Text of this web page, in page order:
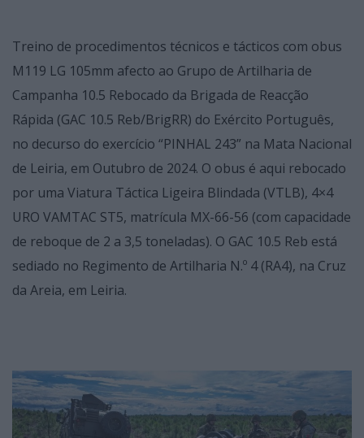
Treino de procedimentos técnicos e tácticos com obus
M119 LG 105mm afecto ao Grupo de Artilharia de
Campanha 10.5 Rebocado da Brigada de Reacção
Rápida (GAC 10.5 Reb/BrigRR) do Exército Português,
no decurso do exercício “PINHAL 243” na Mata Nacional
de Leiria, em Outubro de 2024. O obus é aqui rebocado
por uma Viatura Táctica Ligeira Blindada (VTLB), 4×4
URO VAMTAC ST5, matrícula MX-66-56 (com capacidade
de reboque de 2 a 3,5 toneladas). O GAC 10.5 Reb está
sediado no Regimento de Artilharia N.º 4 (RA4), na Cruz
da Areia, em Leiria.